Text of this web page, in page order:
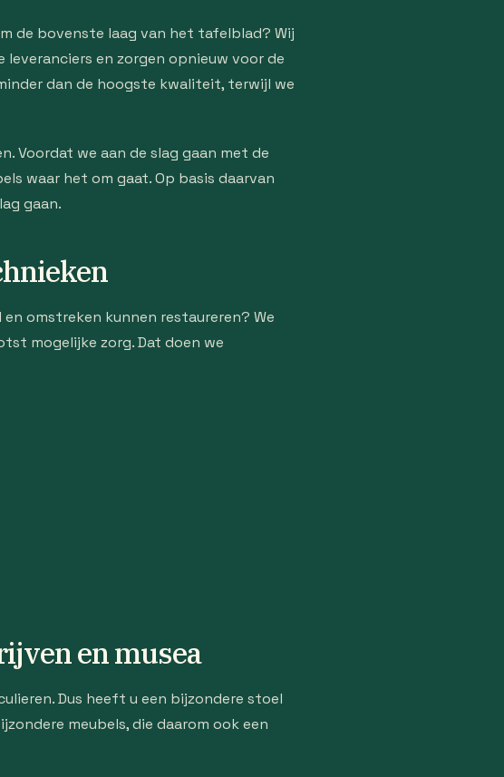
de bovenste laag van het tafelblad? Wij
en zorgen opnieuw voor de
dan de hoogste kwaliteit, terwijl we
Voordat we aan de slag gaan met de
waar het om gaat. Op basis daarvan
gaan.
omstreken kunnen restaureren? We
mogelijke zorg. Dat doen we
en musea
Dus heeft u een bijzondere stoel
meubels, die daarom ook een